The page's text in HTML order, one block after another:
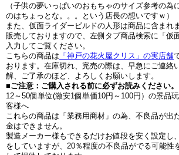
（子供の夢いっぱいのおもちゃのサイズ参考の為
のはちょっとな。。。という店長の想いですｗ）
また、仮面ライダービルドの人形は商品に含まれ
販売しておりますので、左側タブ商品検索に「仮
入力してご覧ください。
こちらの商品は 「神戸の花火屋クリス」の実店舗
おります。在庫切れ、完売の際は、早急にご連絡
解、ご了承のほど、よろしくお願いします。
■ご注意：ご購入される前に必ずお読みください。
12～50個単位(激安1個単価10円～100円）の景品
客様へ
これらの商品は「業務用商材」の為、不良品が出
金はできません。
製造メーカー様もできるだけお値段を安く設定し
をしていますが、20％程度の不良品がでる可能性